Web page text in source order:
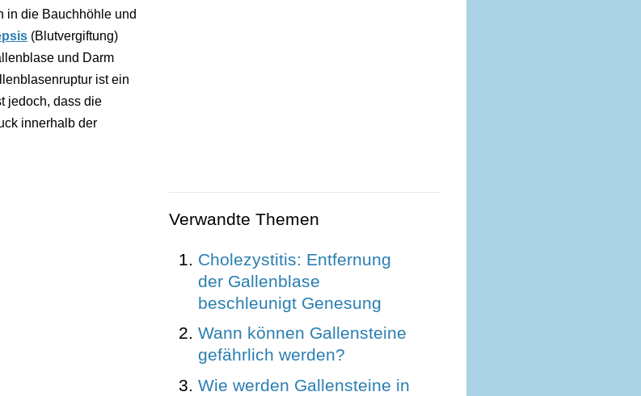
in die Bauchhöhle und
(Blutvergiftung)
und Darm
ist ein
jedoch, dass die
innerhalb der
Verwandte Themen
Cholezystitis: Entfernung
der Gallenblase
beschleunigt Genesung
Wann können Gallensteine
gefährlich werden?
Wie werden Gallensteine in